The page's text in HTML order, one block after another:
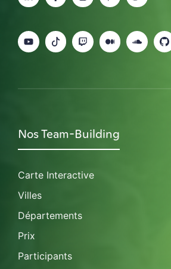
Nos Team-Building
Carte Interactive
Villes
Départements
Prix
Participants